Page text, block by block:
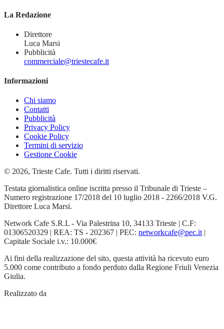
La Redazione
Direttore
Luca Marsi
Pubblicità
commerciale@triestecafe.it
Informazioni
Chi siamo
Contatti
Pubblicità
Privacy Policy
Cookie Policy
Termini di servizio
Gestione Cookie
© 2026, Trieste Cafe. Tutti i diritti riservati.
Testata giornalistica online iscritta presso il Tribunale di Trieste –
Numero registrazione 17/2018 del 10 luglio 2018 - 2266/2018 V.G.
Direttore Luca Marsi.
Network Cafe S.R.L - Via Palestrina 10, 34133 Trieste | C.F:
01306520329 | REA: TS - 202367 | PEC: networkcafe@pec.it|
Capitale Sociale i.v.: 10.000€
Ai fini della realizzazione del sito, questa attività ha ricevuto euro
5.000 come contributo a fondo perduto dalla Regione Friuli Venezia
Giulia.
Realizzato da